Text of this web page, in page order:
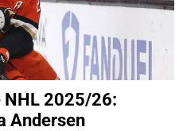
NHL 2025/26:
Andersen